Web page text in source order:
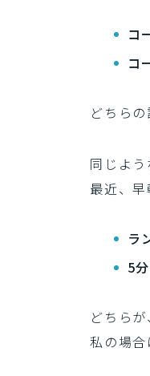
コ
コ
どちらの
同じよう
最近、早
ラ
5
どちら
私の場